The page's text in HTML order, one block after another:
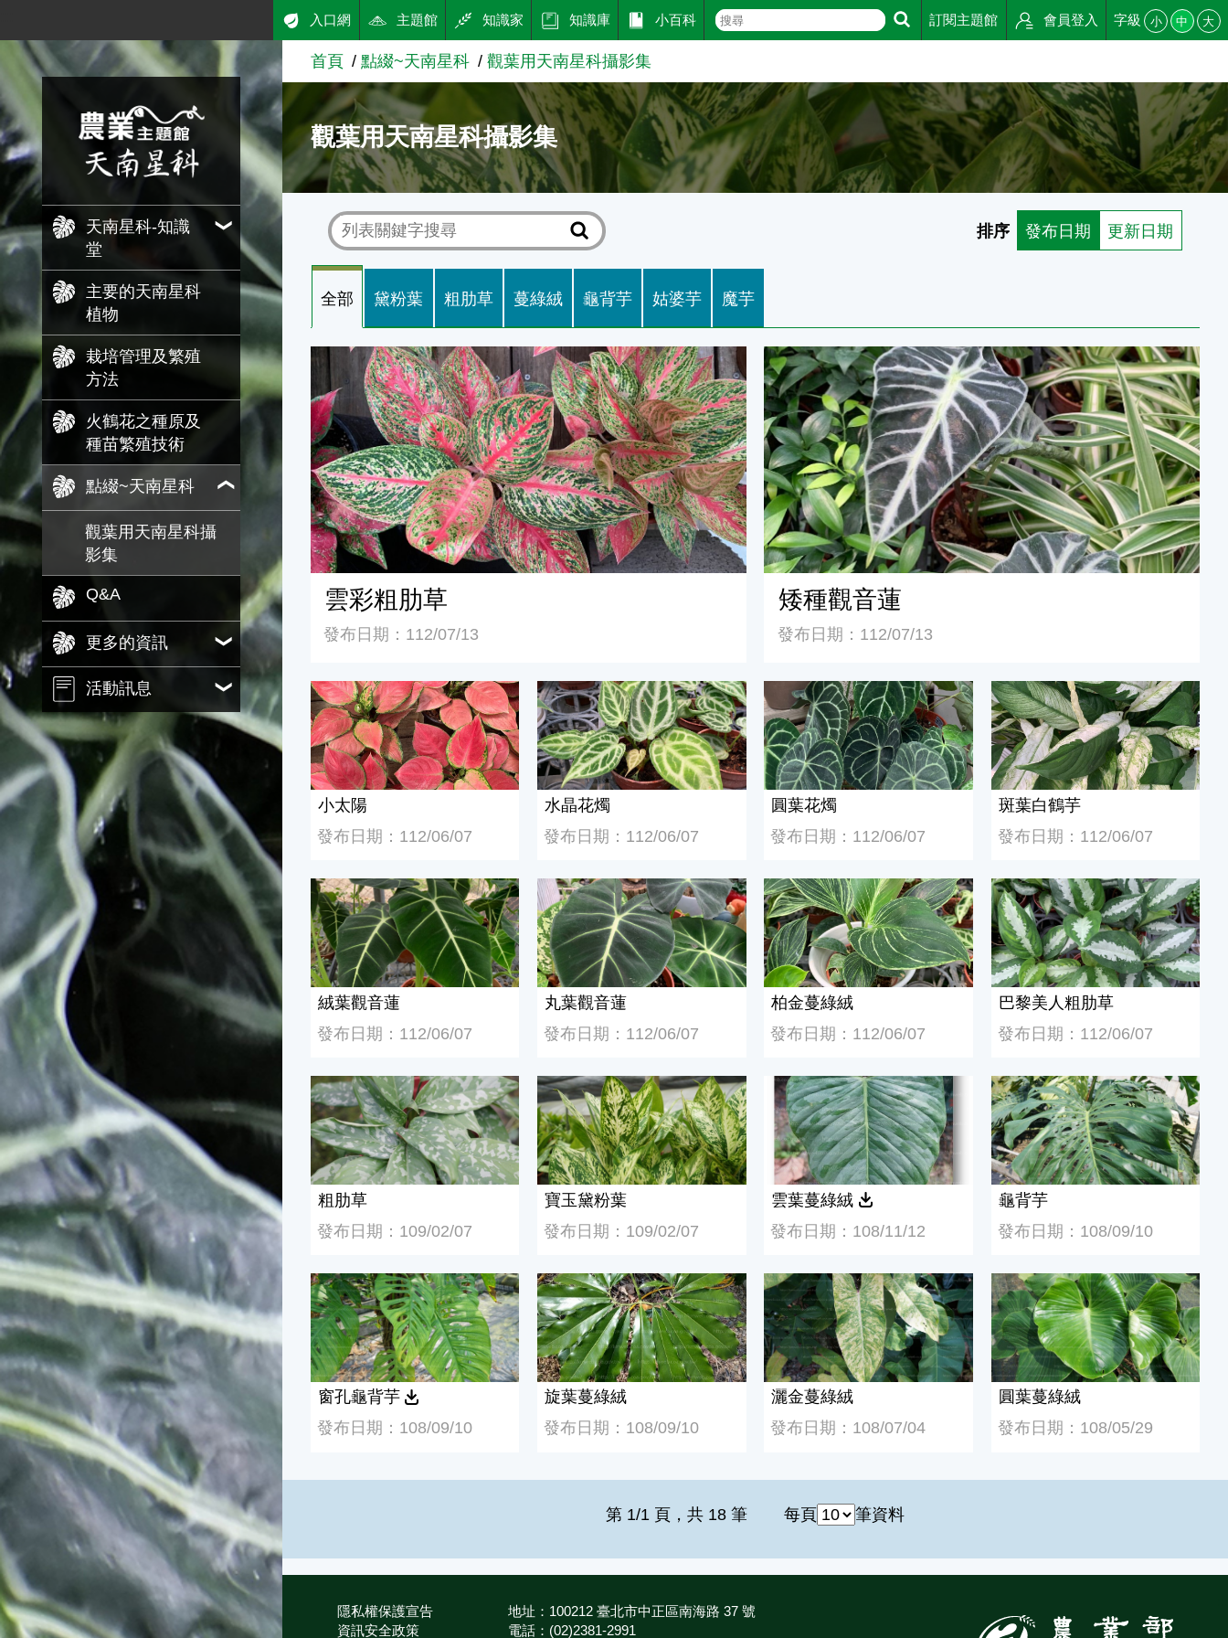
跳到主要內容
農業知識入口網
天南星科-知識
堂
主要的天南星科
植物
栽培管理及繁殖
方法
火鶴花之種原及
種苗繁殖技術
點綴~天南星科
觀葉用天南星科攝
影集
Q&A
更多的資訊
活動訊息
入口網 主題館 知識家 知識庫 小百科 訂閱主題館 會員登入 字級 小 中 大
首頁 點綴~天南星科 觀葉用天南星科攝影集
觀葉用天南星科攝影集
排序 發布日期 更新日期
全部 黛粉葉 粗肋草 蔓綠絨 龜背芋 姑婆芋 魔芋
雲彩粗肋草
雲彩粗肋草
發布日期：112/07/13
矮種觀音蓮
矮種觀音蓮
發布日期：112/07/13
小太陽
小太陽
發布日期：112/06/07
水晶花燭
水晶花燭
發布日期：112/06/07
圓葉花燭
圓葉花燭
發布日期：112/06/07
斑葉白鶴芋
斑葉白鶴芋
發布日期：112/06/07
絨葉觀音蓮
絨葉觀音蓮
發布日期：112/06/07
丸葉觀音蓮
丸葉觀音蓮
發布日期：112/06/07
柏金蔓綠絨
柏金蔓綠絨
發布日期：112/06/07
巴黎美人粗肋草
巴黎美人粗肋草
發布日期：112/06/07
粗肋草
粗肋草
發布日期：109/02/07
寶玉黛粉葉
寶玉黛粉葉
發布日期：109/02/07
雲葉蔓綠絨
雲葉蔓綠絨
發布日期：108/11/12
龜背芋
龜背芋
發布日期：108/09/10
窗孔龜背芋
窗孔龜背芋
發布日期：108/09/10
旋葉蔓綠絨
旋葉蔓綠絨
發布日期：108/09/10
灑金蔓綠絨
灑金蔓綠絨
發布日期：108/07/04
圓葉蔓綠絨
圓葉蔓綠絨
發布日期：108/05/29
第 1/1 頁，共 18 筆 每頁 筆資料
隱私權保護宣告
資訊安全政策
地址：100212 臺北市中正區南海路 37 號
電話：(02)2381-2991